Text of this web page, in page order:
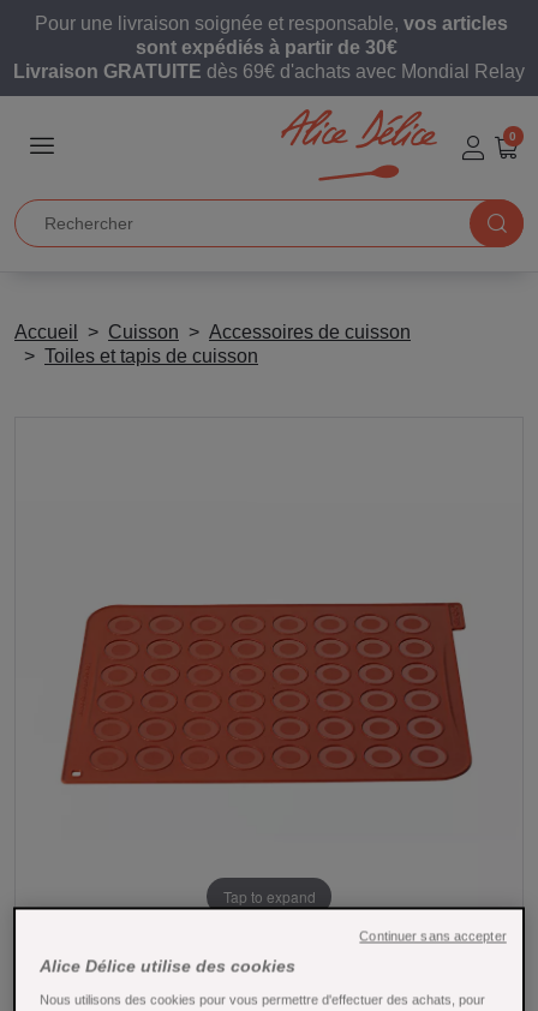
Pour une livraison soignée et responsable, vos articles
sont expédiés à partir de 30€
Livraison GRATUITE dès 69€ d'achats avec Mondial Relay
0
Accueil Cuisson
Accessoires de cuisson
Toiles et tapis de cuisson
Tap to expand
Alice Délice utilise des cookies
Nous utilisons des cookies pour vous permettre d'effectuer des achats, pour
Continuer sans accepter